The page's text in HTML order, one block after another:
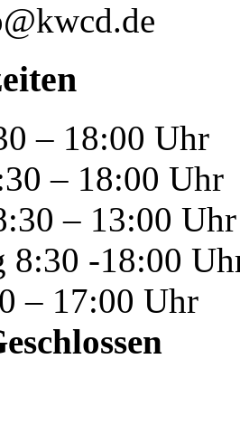
– 18:00 Uhr
– 18:00 Uhr
– 13:00 Uhr
8:30 -18:00
– 17:00 Uhr